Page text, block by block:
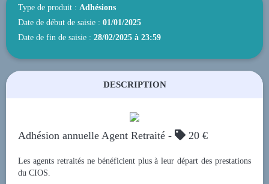
Type de produit : Adhésions
Date de début de saisie : 01/01/2025
Date de fin de saisie : 28/02/2025 à 23:59
DESCRIPTION
Adhésion annuelle Agent Retraité -  20 €
Les agents retraités ne bénéficient plus à leur départ des prestations
du CIOS.